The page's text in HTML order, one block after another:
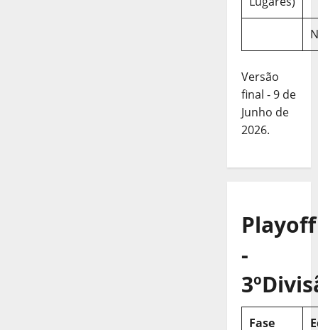
Versão
final - 9 de
Junho de
2026.
Playoff
-
Fase